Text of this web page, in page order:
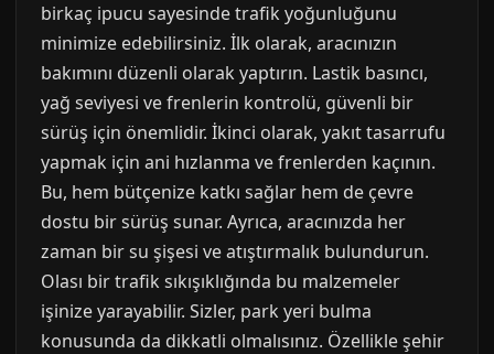
birkaç ipucu sayesinde trafik yoğunluğunu
minimize edebilirsiniz. İlk olarak, aracınızın
bakımını düzenli olarak yaptırın. Lastik basıncı,
yağ seviyesi ve frenlerin kontrolü, güvenli bir
sürüş için önemlidir. İkinci olarak, yakıt tasarrufu
yapmak için ani hızlanma ve frenlerden kaçının.
Bu, hem bütçenize katkı sağlar hem de çevre
dostu bir sürüş sunar. Ayrıca, aracınızda her
zaman bir su şişesi ve atıştırmalık bulundurun.
Olası bir trafik sıkışıklığında bu malzemeler
işinize yarayabilir. Sizler, park yeri bulma
konusunda da dikkatli olmalısınız. Özellikle şehir